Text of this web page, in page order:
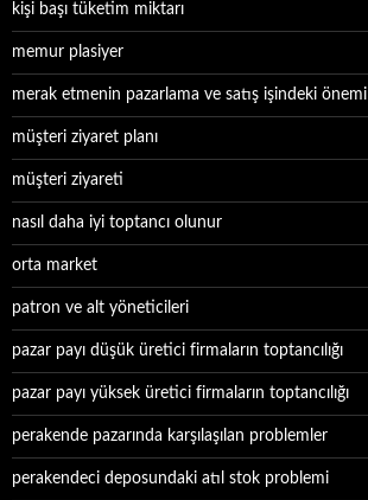
kişi başı tüketim miktarı
memur plasiyer
merak etmenin pazarlama ve satış işindeki önemi
müşteri ziyaret planı
müşteri ziyareti
nasıl daha iyi toptancı olunur
orta market
patron ve alt yöneticileri
pazar payı düşük üretici firmaların toptancılığı
pazar payı yüksek üretici firmaların toptancılığı
perakende pazarında karşılaşılan problemler
perakendeci deposundaki atıl stok problemi